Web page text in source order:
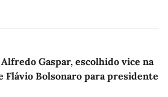
Gaspar, escolhido vice na
Flávio Bolsonaro para presidente